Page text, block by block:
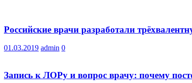
Российские врачи разработали
01.03.2019 admin 0
Запись к ЛОРу и вопрос врачу: почему